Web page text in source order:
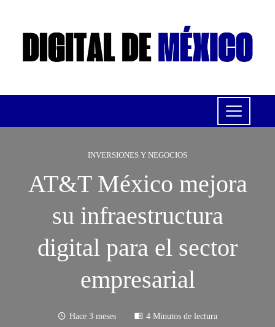
INVERSIONES Y NEGOCIOS
AT&T México mejora
su infraestructura
digital para el sector
empresarial
Hace 3 meses 4 Minutos de lectura